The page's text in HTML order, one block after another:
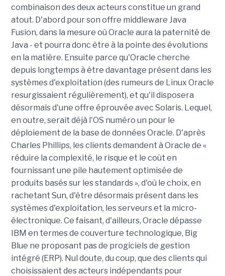
combinaison des deux acteurs constitue un grand
atout. D'abord pour son offre middleware Java
Fusion, dans la mesure où Oracle aura la paternité de
Java - et pourra donc être à la pointe des évolutions
en la matière. Ensuite parce qu'Oracle cherche
depuis longtemps à être davantage présent dans les
systèmes d'exploitation (des rumeurs de Linux Oracle
resurgissaient régulièrement), et qu'il disposera
désormais d'une offre éprouvée avec Solaris. Lequel,
en outre, serait déjà l'OS numéro un pour le
déploiement de la base de données Oracle. D'après
Charles Phillips, les clients demandent à Oracle de «
réduire la complexité, le risque et le coût en
fournissant une pile hautement optimisée de
produits basés sur les standards », d'où le choix, en
rachetant Sun, d'être désormais présent dans les
systèmes d'exploitation, les serveurs et la micro-
électronique. Ce faisant, d'ailleurs, Oracle dépasse
IBM en termes de couverture technologique, Big
Blue ne proposant pas de progiciels de gestion
intégré (ERP). Nul doute, du coup, que des clients qui
choisissaient des acteurs indépendants pour